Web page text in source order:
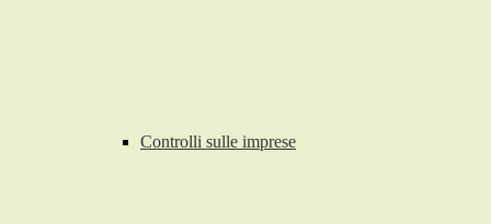
Controlli sulle imprese